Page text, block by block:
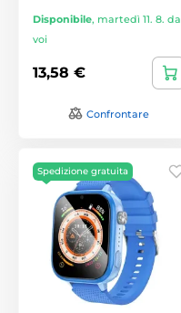
Disponibile, martedì 11. 8. da
voi
13,58 €
Confrontare
Spedizione gratuita